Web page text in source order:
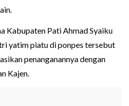
Kabupaten Pati Ahmad Syaiku
yatim piatu di ponpes tersebut
penanganannya dengan
Kajen.